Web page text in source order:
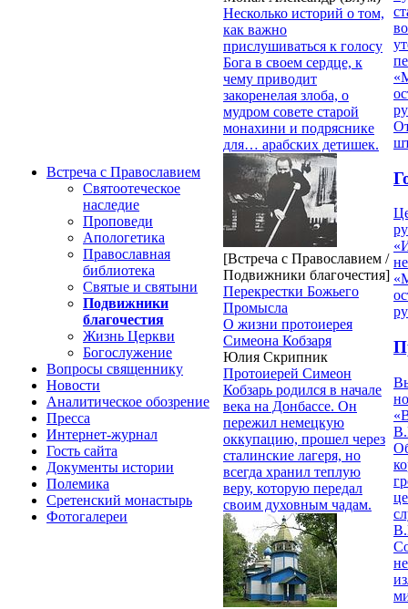
Встреча с Православием
Святоотеческое
наследие
Проповеди
Апологетика
Православная
библиотека
Святые и святыни
Подвижники
благочестия
Жизнь Церкви
Богослужение
Вопросы священнику
Новости
Аналитическое обозрение
Пресса
Интернет-журнал
Гость сайта
Документы истории
Полемика
Сретенский монастырь
Фотогалереи
Несколько историй о том,
как важно
прислушиваться к голосу
Бога в своем сердце, к
чему приводит
закоренелая злоба, о
мудром совете старой
монахини и подряснике
для… арабских детишек.
[Встреча с Православием /
Подвижники благочестия]
Перекрестки Божьего
Промысла
О жизни протоиерея
Симеона Кобзаря
Юлия Скрипник
Протоиерей Симеон
Кобзарь родился в начале
века на Донбассе. Он
пережил немецкую
оккупацию, прошел через
сталинские лагеря, но
всегда хранил теплую
веру, которую передал
своим духовным чадам.